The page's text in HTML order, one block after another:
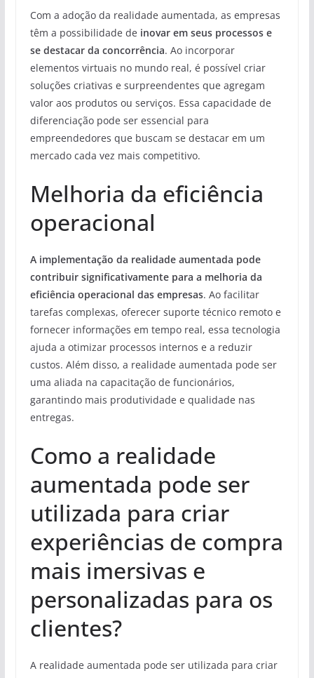
Com a adoção da realidade aumentada, as empresas
têm a possibilidade de inovar em seus processos e
se destacar da concorrência. Ao incorporar
elementos virtuais no mundo real, é possível criar
soluções criativas e surpreendentes que agregam
valor aos produtos ou serviços. Essa capacidade de
diferenciação pode ser essencial para
empreendedores que buscam se destacar em um
mercado cada vez mais competitivo.
Melhoria da eficiência
operacional
A implementação da realidade aumentada pode
contribuir significativamente para a melhoria da
eficiência operacional das empresas. Ao facilitar
tarefas complexas, oferecer suporte técnico remoto e
fornecer informações em tempo real, essa tecnologia
ajuda a otimizar processos internos e a reduzir
custos. Além disso, a realidade aumentada pode ser
uma aliada na capacitação de funcionários,
garantindo mais produtividade e qualidade nas
entregas.
Como a realidade
aumentada pode ser
utilizada para criar
experiências de compra
mais imersivas e
personalizadas para os
clientes?
A realidade aumentada pode ser utilizada para criar